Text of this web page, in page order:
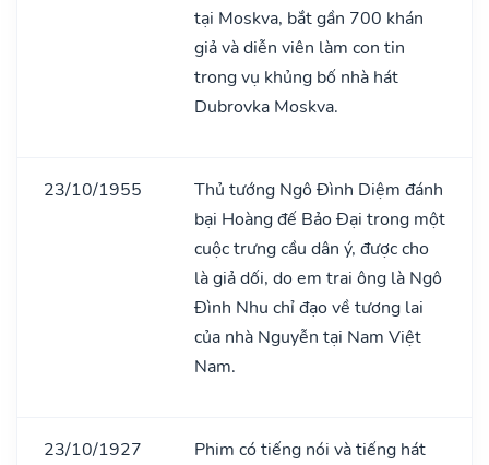
tại Moskva, bắt gần 700 khán
giả và diễn viên làm con tin
trong vụ khủng bố nhà hát
Dubrovka Moskva.
23/10/1955
Thủ tướng Ngô Đình Diệm đánh
bại Hoàng đế Bảo Đại trong một
cuộc trưng cầu dân ý, được cho
là giả dối, do em trai ông là Ngô
Đình Nhu chỉ đạo về tương lai
của nhà Nguyễn tại Nam Việt
Nam.
23/10/1927
Phim có tiếng nói và tiếng hát